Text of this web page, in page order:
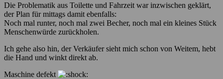
Die Problematik aus Toilette und Fahrzeit war inzwischen geklärt,
der Plan für mittags damit ebenfalls:
Noch mal runter, noch mal zwei Becher, noch mal ein kleines Stück
Menschenwürde zurückholen.
Ich gehe also hin, der Verkäufer sieht mich schon von Weitem, hebt
die Hand und winkt direkt ab.
Maschine defekt